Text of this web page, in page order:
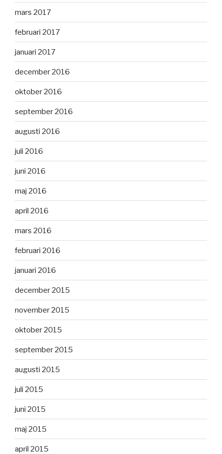
mars 2017
februari 2017
januari 2017
december 2016
oktober 2016
september 2016
augusti 2016
juli 2016
juni 2016
maj 2016
april 2016
mars 2016
februari 2016
januari 2016
december 2015
november 2015
oktober 2015
september 2015
augusti 2015
juli 2015
juni 2015
maj 2015
april 2015